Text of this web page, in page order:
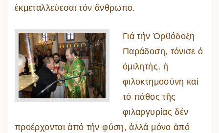
ἐκμεταλλεύεσαι τόν ἄνθρωπο.
Γιά τήν Ὀρθόδοξη
Παράδοση, τόνισε ὁ
ὁμιλητής, ἡ
φιλοκτημοσύνη καί
τό πάθος τῆς
φιλαργυρίας δέν
προέρχονται ἀπό τήν φύση, ἀλλά μόνο ἀπό